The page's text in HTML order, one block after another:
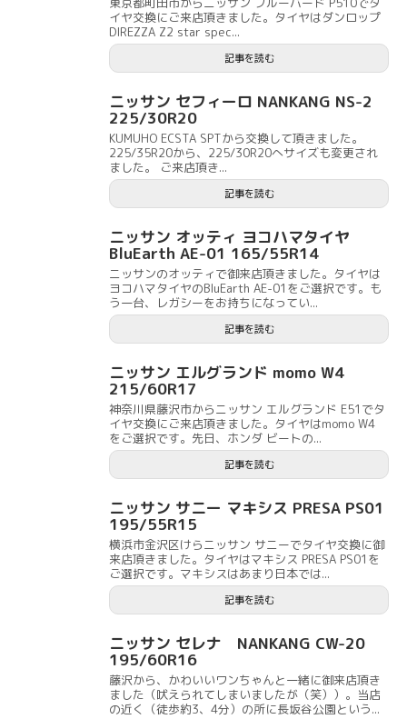
イヤ交換にご来店頂きました。タイヤはダンロップ
DIREZZA Z2 star spec...
記事を読む
ニッサン セフィーロ NANKANG NS-2
225/30R20
KUMUHO ECSTA SPTから交換して頂きました。
225/35R20から、225/30R20へサイズも変更され
ました。 ご来店頂き...
記事を読む
ニッサン オッティ ヨコハマタイヤ
BluEarth AE-01 165/55R14
ニッサンのオッティで御来店頂きました。タイヤは
ヨコハマタイヤのBluEarth AE-01をご選択です。も
う一台、レガシーをお持ちになってい...
記事を読む
ニッサン エルグランド momo W4
215/60R17
神奈川県藤沢市からニッサン エルグランド E51でタ
イヤ交換にご来店頂きました。タイヤはmomo W4
をご選択です。先日、ホンダ ビートの...
記事を読む
ニッサン サニー マキシス PRESA PS01
195/55R15
横浜市金沢区けらニッサン サニーでタイヤ交換に御
来店頂きました。タイヤはマキシス PRESA PS01を
ご選択です。マキシスはあまり日本では...
記事を読む
ニッサン セレナ NANKANG CW-20
195/60R16
藤沢から、かわいいワンちゃんと一緒に御来店頂き
ました（吠えられてしまいましたが（笑））。当店
の近く（徒歩約3、4分）の所に長坂谷公園という...